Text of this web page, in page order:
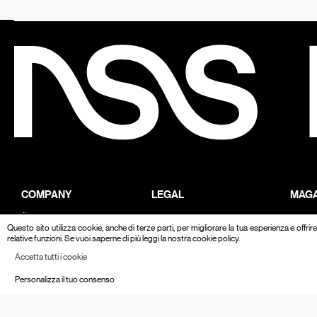
COMPANY
ÜBER
KONTAKTE
ARBEITEN SIE MIT UNS
NSS FACTORY
LEGAL
DATENSCHUTZRICHTLINIE
COOKIES VERWALTEN
Questo sito utilizza cookie, anche di terze parti, per migliorare la tua esperienza e
relative funzioni. Se vuoi saperne di più leggi la nostra cookie policy.
Accetta tutti i cookie
Personalizza il tuo consenso